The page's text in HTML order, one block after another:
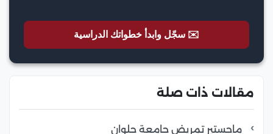
✉️ سجّل وابدأ خطواتك الدراسية
مقالات ذات صلة
ماجستير تمريض جامعة حلوان